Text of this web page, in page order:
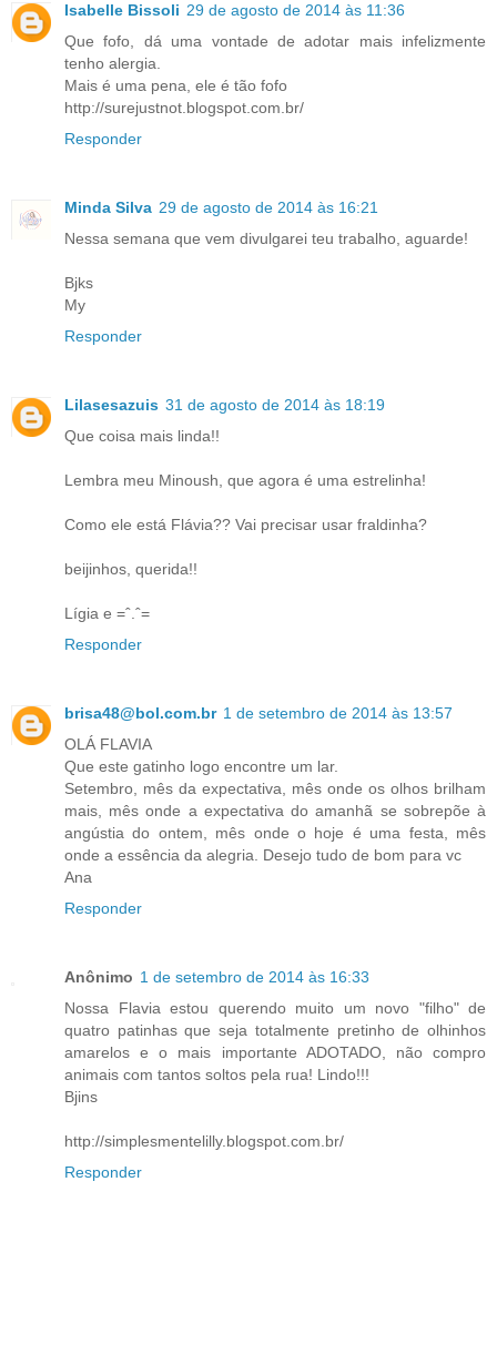
Isabelle Bissoli 29 de agosto de 2014 às 11:36
Que fofo, dá uma vontade de adotar mais infelizmente
tenho alergia.
Mais é uma pena, ele é tão fofo
http://surejustnot.blogspot.com.br/
Responder
Minda Silva 29 de agosto de 2014 às 16:21
Nessa semana que vem divulgarei teu trabalho, aguarde!
Bjks
My
Responder
Lilasesazuis 31 de agosto de 2014 às 18:19
Que coisa mais linda!!
Lembra meu Minoush, que agora é uma estrelinha!
Como ele está Flávia?? Vai precisar usar fraldinha?
beijinhos, querida!!
Lígia e =ˆ.ˆ=
Responder
brisa48@bol.com.br 1 de setembro de 2014 às 13:57
OLÁ FLAVIA
Que este gatinho logo encontre um lar.
Setembro, mês da expectativa, mês onde os olhos brilham
mais, mês onde a expectativa do amanhã se sobrepõe à
angústia do ontem, mês onde o hoje é uma festa, mês
onde a essência da alegria. Desejo tudo de bom para vc
Ana
Responder
Anônimo 1 de setembro de 2014 às 16:33
Nossa Flavia estou querendo muito um novo "filho" de
quatro patinhas que seja totalmente pretinho de olhinhos
amarelos e o mais importante ADOTADO, não compro
animais com tantos soltos pela rua! Lindo!!!
Bjins
http://simplesmentelilly.blogspot.com.br/
Responder